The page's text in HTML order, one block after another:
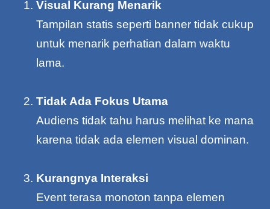
Visual Kurang Menarik
Tampilan statis seperti banner tidak cukup
untuk menarik perhatian dalam waktu
lama.
Tidak Ada Fokus Utama
Audiens tidak tahu harus melihat ke mana
karena tidak ada elemen visual dominan.
Kurangnya Interaksi
Event terasa monoton tanpa elemen